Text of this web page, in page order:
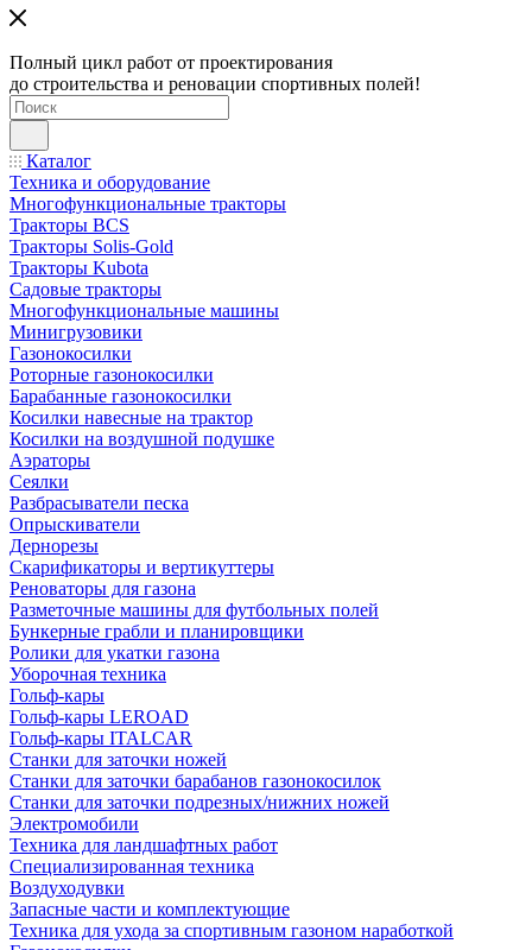
Полный цикл работ от проектирования
до строительства и реновации спортивных полей!
Каталог
Техника и оборудование
Многофункциональные тракторы
Тракторы BCS
Тракторы Solis-Gold
Тракторы Kubota
Садовые тракторы
Многофункциональные машины
Минигрузовики
Газонокосилки
Роторные газонокосилки
Барабанные газонокосилки
Косилки навесные на трактор
Косилки на воздушной подушке
Аэраторы
Сеялки
Разбрасыватели песка
Опрыскиватели
Дернорезы
Скарификаторы и вертикуттеры
Реноваторы для газона
Разметочные машины для футбольных полей
Бункерные грабли и планировщики
Ролики для укатки газона
Уборочная техника
Гольф-кары
Гольф-кары LEROAD
Гольф-кары ITALCAR
Станки для заточки ножей
Станки для заточки барабанов газонокосилок
Станки для заточки подрезных/нижних ножей
Электромобили
Техника для ландшафтных работ
Специализированная техника
Воздуходувки
Запасные части и комплектующие
Техника для ухода за спортивным газоном наработкой